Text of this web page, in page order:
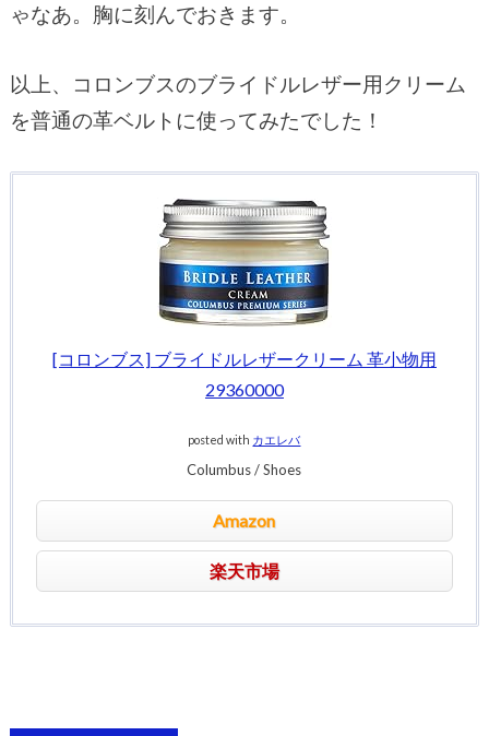
ゃなあ。胸に刻んでおきます。
以上、コロンブスのブライドルレザー用クリーム
を普通の革ベルトに使ってみたでした！
[コロンブス] ブライドルレザークリーム 革小物用
29360000
posted with カエレバ
Columbus / Shoes
Amazon
楽天市場